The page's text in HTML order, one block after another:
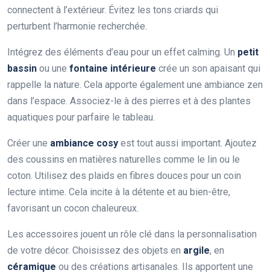
connectent à l’extérieur. Évitez les tons criards qui
perturbent l’harmonie recherchée.
Intégrez des éléments d’eau pour un effet calming. Un petit
bassin ou une fontaine intérieure crée un son apaisant qui
rappelle la nature. Cela apporte également une ambiance zen
dans l’espace. Associez-le à des pierres et à des plantes
aquatiques pour parfaire le tableau.
Créer une ambiance cosy est tout aussi important. Ajoutez
des coussins en matières naturelles comme le lin ou le
coton. Utilisez des plaids en fibres douces pour un coin
lecture intime. Cela incite à la détente et au bien-être,
favorisant un cocon chaleureux.
Les accessoires jouent un rôle clé dans la personnalisation
de votre décor. Choisissez des objets en argile, en
céramique ou des créations artisanales. Ils apportent une